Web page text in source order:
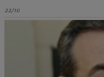
22/10